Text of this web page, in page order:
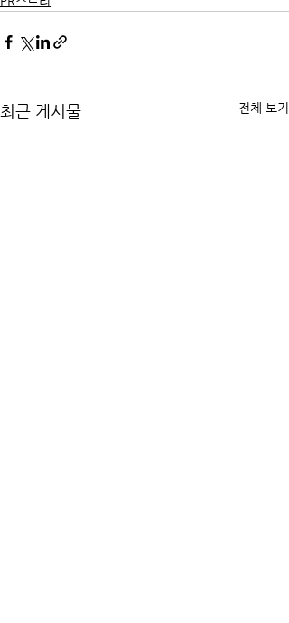
최근 게시물 전체 보기